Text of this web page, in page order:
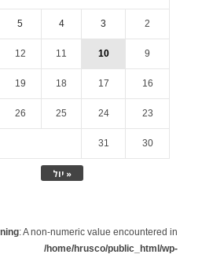
« יול
2
3
4
5
9
10
11
12
16
17
18
19
23
24
25
26
30
31
: A non-numeric value encountered in
/home/hrusco/public_html/wp-